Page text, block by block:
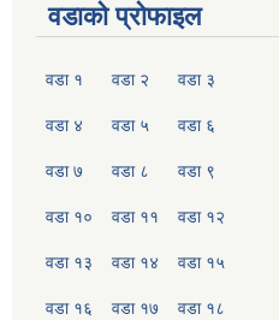
वडाको प्रोफाइल
वडा १ वडा २ वडा ३
वडा ४ वडा ५ वडा ६
वडा ७ वडा ८ वडा ९
वडा १० वडा ११ वडा १२
वडा १३ वडा १४ वडा १५
वडा १६ वडा १७ वडा १८